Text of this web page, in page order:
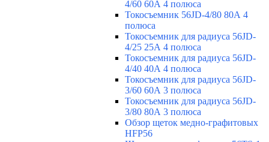
4/60 60А 4 полюса
Токосъемник 56JD-4/80 80А 4
полюса
Токосъемник для радиуса 56JD-
4/25 25А 4 полюса
Токосъемник для радиуса 56JD-
4/40 40А 4 полюса
Токосъемник для радиуса 56JD-
3/60 60А 3 полюса
Токосъемник для радиуса 56JD-
3/80 80А 3 полюса
Обзор щеток медно-графитовых
HFP56